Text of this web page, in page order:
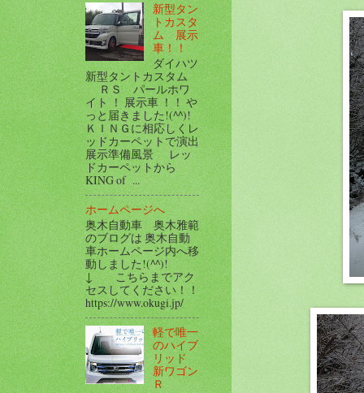
新型タン
トカスタ
ム 展示
車！！
ダイハツ
新型タントカスタム
ＲＳ パールホワ
イト ！ 展示車 ！！ や
っと届きました!(^^)!
ＫＩＮＧに相応しくレ
ッドカーペットで演出
展示準備風景 レッ
ドカーペットから
KING of ...
ホームページへ
奥木自動車 奥木雅範
のブログは 奥木自動
車ホームページ内へ移
動しました!(^^)!
↓ こちらまでアク
セスしてください！！
https://www.okugi.jp/
軽で唯一
のハイブ
リッド
新ワゴン
Ｒ